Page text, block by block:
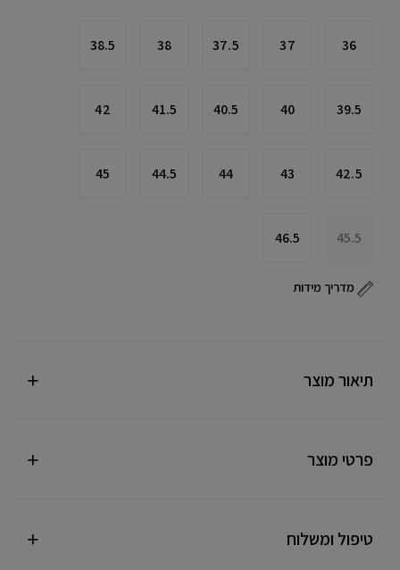
36
37
37.5
38
38.5
39.5
40
40.5
41.5
42
42.5
43
44
44.5
45
45.5
46.5
מדריך מידות
תיאור מוצר
פרטי מוצר
טיפול ומשלוח